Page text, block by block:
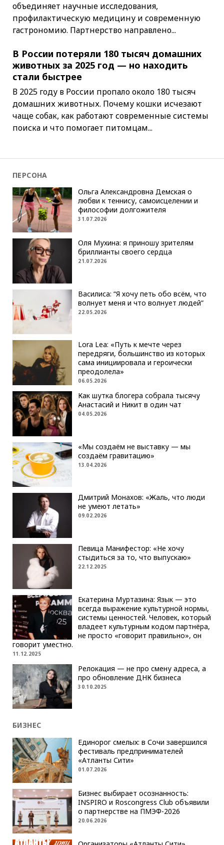
объединяет научные исследования,
профилактическую медицину и современную
гастрономию. Партнерство направлено...
В России потеряли 180 тысяч домашних
животных за 2025 год — но находить
стали быстрее
В 2025 году в России пропало около 180 тысяч
домашних животных. Почему кошки исчезают
чаще собак, как работают современные системы
поиска и что помогает питомцам...
ПЕРСОНА
Ольга Александровна Демская о
любви к теннису, самоисцелении и
философии долгожителя
31.07.2026
Оля Мухина: я приношу зрителям
бриллианты своего сердца
21.07.2026
Василиса: “Я хочу петь обо всём, что
волнует меня и что волнует людей”
22.05.2026
Lora Lea: «Путь к мечте через
передряги, большинство из которых
сама инициировала и героически
преодолела»
06.05.2026
Как шутка блогера собрала тысячу
Анастасий и Никит в один чат
04.05.2026
«Мы создаём не выставку — мы
создаём гравитацию»
13.04.2026
Дмитрий Монахов: «Жаль, что люди
не умеют летать»
09.02.2026
Певица Манифестор: «Не хочу
стыдиться за то, что выпускаю»
22.12.2025
Екатерина Муртазина: Язык — это
всегда выражение культурной нормы,
системы ценностей. Человек, который
владеет культурным кодом партнёра,
не просто «говорит правильно», он
говорит уместно.
11.12.2025
Релокация — не про смену адреса, а
про обновление ДНК бизнеса
30.10.2025
БИЗНЕС
Единорог смелых: в Сочи завершился
фестиваль предпринимателей
«Атланты Сити»
01.07.2026
Бизнес выбирает осознанность:
INSPIRO и Roscongress Club объявили
о партнерстве на ПМЭФ-2026
20.06.2026